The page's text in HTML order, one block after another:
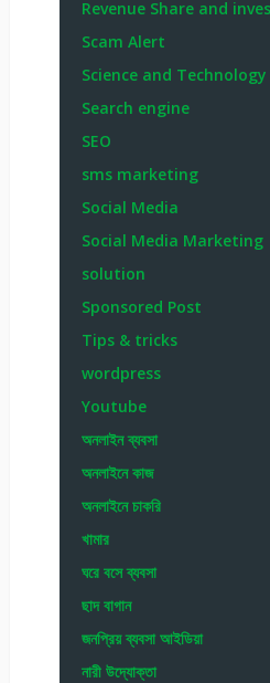
Revenue Share and
Scam Alert
Science and Technology
Search engine
SEO
sms marketing
Social Media
Social Media Marketing
solution
Sponsored Post
Tips & tricks
wordpress
Youtube
অনলাইন ব্যবসা
অনলাইনে কাজ
অনলাইনে চাকরি
খামার
ঘরে বসে ব্যবসা
ছাদ বাগান
জনপ্রিয় ব্যবসা আইডিয়া
নারী উদ্যোক্তা